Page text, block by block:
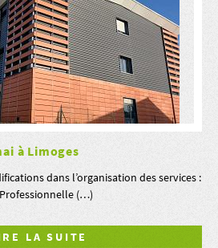
à Limoges
dans l’organisation des services :
(…)
LA SUITE